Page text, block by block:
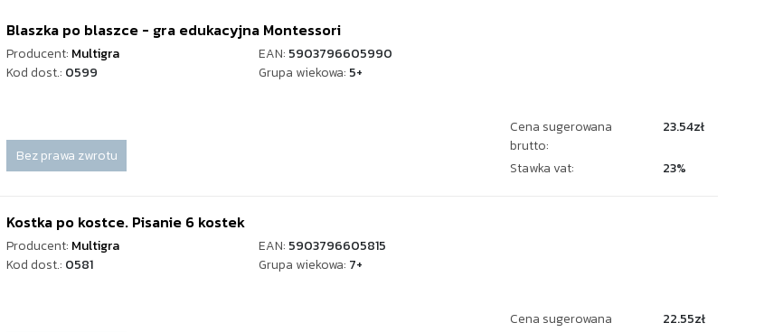
Blaszka po blaszce - gra edukacyjna Montessori
Producent: Multigra EAN: 5903796605990
Kod dost.: 0599 Grupa wiekowa: 5+
Bez prawa zwrotu
Cena sugerowana
brutto:
23.54zł
Stawka vat: 23%
Kostka po kostce. Pisanie 6 kostek
Producent: Multigra EAN: 5903796605815
Kod dost.: 0581 Grupa wiekowa: 7+
Cena sugerowana
22.55zł